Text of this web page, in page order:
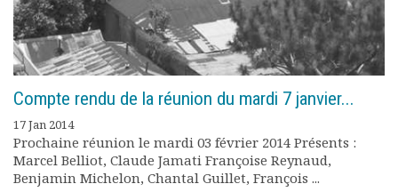
Compte rendu de la réunion du mardi 7 janvier...
17 Jan 2014
Prochaine réunion le mardi 03 février 2014 Présents :
Marcel Belliot, Claude Jamati Françoise Reynaud,
Benjamin Michelon, Chantal Guillet, François ...